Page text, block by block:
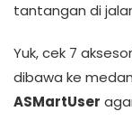
tantangan di
Yuk, cek 7
dibawa ke
ASMartUser